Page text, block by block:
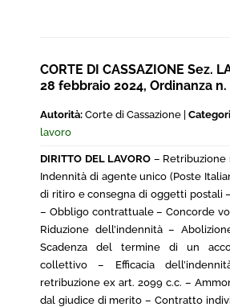
CORTE DI CASSAZIONE Sez.
28 febbraio 2024, Ordinanza n.
Autorità: Corte di Cassazione |
lavoro
DIRITTO DEL LAVORO –
Indennità di agente unico (Poste
di ritiro e consegna di oggetti postali
– Obbligo contrattuale – Concorde
Riduzione dell’indennità –
Scadenza del termine di un
collettivo – Efficacia
retribuzione ex art. 2099 c.c. –
dal giudice di merito – Contratto